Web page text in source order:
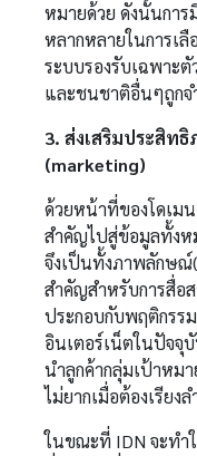
หมายด้วย ดังนั้นการ
หลากหลายในการเ
ระบบรองรับเฉพาะ
และชนชาติอื่นๆถูกจ
3. ส่งเสริมประสิท
(marketing)
ด้วยหน้าที่ของโดเม
สำคัญไปสู่ข้อมูลทั้งห
จึงเป็นทั้งภาพลักษ
สำคัญสำหรับการสื่อ
ประกอบกับพฤติกรร
อินเตอร์เน็ตในปัจจุ
นำลูกค้ากลุ่มเป้าหม
ไม่ยากเมื่อต้องเรียง
ในขณะที่ IDN จะทำ